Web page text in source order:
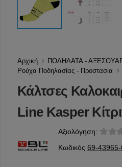
Αρχική
ΠΟΔΗΛΑΤΑ -
Ρούχα Ποδηλασίας - Προστασία
Κάλτσες
Line Kasper
Αξιολόγηση:
Κωδικός 69-43965-